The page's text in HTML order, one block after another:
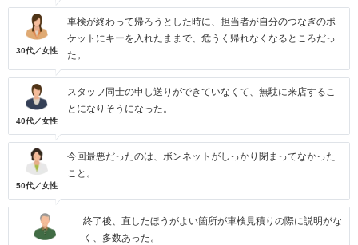
30代／女性
車検が終わって帰ろうとした時に、担当者が自分のつなぎのポ
ケットにキーを入れたままで、危うく帰れなくなるところだっ
た。
40代／女性
スタッフ同士の申し送りができていなくて、無駄に来店するこ
とになりそうになった。
50代／女性
今回最悪だったのは、ボンネットがしっかり閉まってなかった
こと。
終了後、直したほうがよい箇所が車検見積りの際に説明がな
く、多数あった。